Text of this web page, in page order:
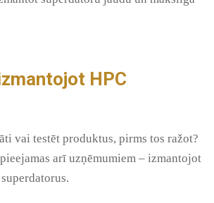
HPC
vai testēt produktus, pirms tos ražot?
arī uzņēmumiem – izmantojot